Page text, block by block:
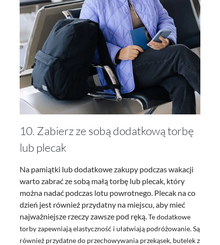
10. Zabierz ze sobą dodatkową torbę
lub plecak
Na pamiątki lub dodatkowe zakupy podczas wakacji
warto zabrać ze sobą małą torbę lub plecak, który
można nadać podczas lotu powrotnego. Plecak na co
dzień jest również przydatny na miejscu, aby mieć
najważniejsze rzeczy zawsze pod ręką.Te dodatkowe
torby zapewniają elastyczność i ułatwiają podróżowanie. Są
również przydatne do przechowywania przekąsek, butelek z